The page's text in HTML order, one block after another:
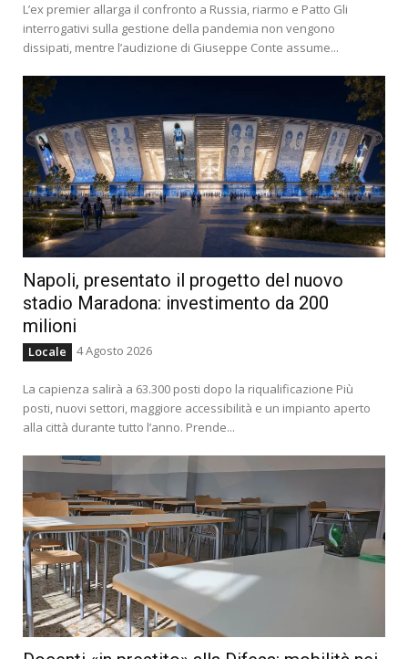
L’ex premier allarga il confronto a Russia, riarmo e Patto Gli
interrogativi sulla gestione della pandemia non vengono
dissipati, mentre l’audizione di Giuseppe Conte assume...
Napoli, presentato il progetto del nuovo
stadio Maradona: investimento da 200
milioni
Locale 4 Agosto 2026
La capienza salirà a 63.300 posti dopo la riqualificazione Più
posti, nuovi settori, maggiore accessibilità e un impianto aperto
alla città durante tutto l’anno. Prende...